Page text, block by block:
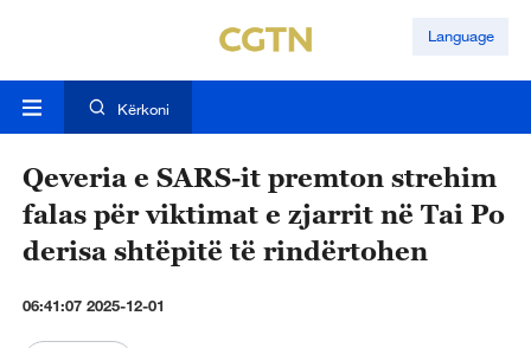
Language
Kërkoni
Qeveria e SARS-it premton strehim
falas për viktimat e zjarrit në Tai Po
derisa shtëpitë të rindërtohen
06:41:07 2025-12-01